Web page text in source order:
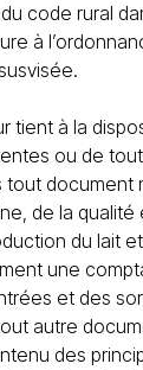
du code rural
à
tient à la
ou de
tout document
de la qualité
du lait
une
et des
autre
des